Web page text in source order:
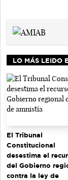
LO MÁS LEIDO
El Tribunal
Constitucional
desestima el
del Gobierno
contra la ley de